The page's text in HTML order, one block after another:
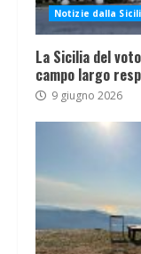
Notizie dalla
La Sicilia del
campo largo
9 giugno 2026